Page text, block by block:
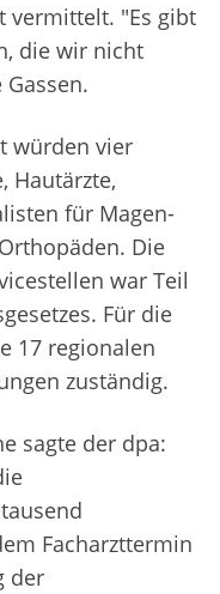
vermittelt. "Es gibt
die wir nicht
würden vier
Hautärzte,
für Magen-
Die
war Teil
Für die
17 regionalen
zuständig.
sagte der dpa:
Facharzttermin
der